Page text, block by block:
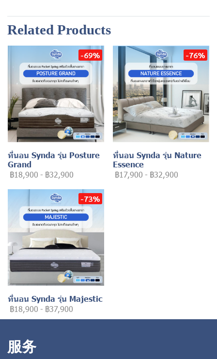
Related Products
-69%
ที่นอน Synda รุ่น Posture
Grand
฿18,900 - ฿32,900
-76%
ที่นอน Synda รุ่น Nature
Essence
฿17,900 - ฿32,900
-73%
ที่นอน Synda รุ่น Majestic
฿18,900 - ฿37,900
服务